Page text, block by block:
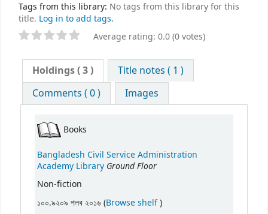
Tags from this library: No tags from this library for this
title. Log in to add tags.
Average rating: 0.0 (0 votes)
Holdings( 3 )
Title notes ( 1 )
Comments ( 0 )
Images
Books
Bangladesh Civil Service Administration
Academy Library Ground Floor
Non-fiction
১০০.৯২০৯ পলব ২০১৬ (Browse shelf(Opens below)
)